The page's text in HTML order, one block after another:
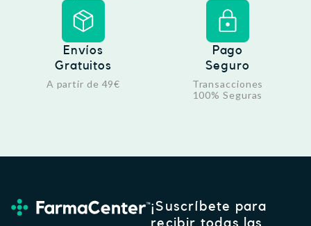
Envíos
Gratuitos
A partir de 49€
Pago
Seguro
Transacciones
100% Seguras
¡Suscríbete para
recibir todas las